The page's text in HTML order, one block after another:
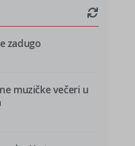
zadugo
muzičke večeri u